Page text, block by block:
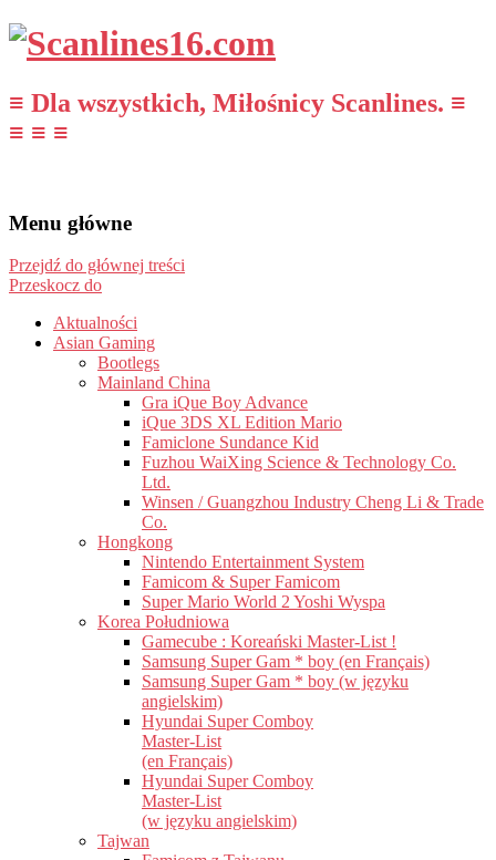
≡ Dla wszystkich, Miłośnicy Scanlines. ≡
≡ ≡ ≡
Menu główne
Przejdź do głównej treści
Przeskocz do
Aktualności
Asian Gaming
Bootlegs
Mainland China
Gra iQue Boy Advance
iQue 3DS XL Edition Mario
Famiclone Sundance Kid
Fuzhou WaiXing Science & Technology Co.
Ltd.
Winsen / Guangzhou Industry Cheng Li & Trade
Co.
Hongkong
Nintendo Entertainment System
Famicom & Super Famicom
Super Mario World 2 Yoshi Wyspa
Korea Południowa
Gamecube : Koreański Master-List !
Samsung Super Gam * boy (en Français)
Samsung Super Gam * boy (w języku
angielskim)
Hyundai Super Comboy
Master-List
(en Français)
Hyundai Super Comboy
Master-List
(w języku angielskim)
Tajwan